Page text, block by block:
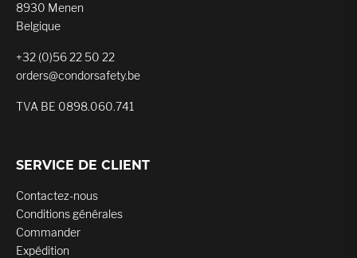
8930 Menen
Belgique
+32 (0)56 22 50 22
orders@condorsafety.be
TVA BE 0898.060.741
SERVICE DE CLIENT
Contactez-nous
Conditions générales
Commander
Expédition